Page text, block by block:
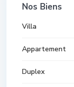
Nos Biens
Villa
Appartement
Duplex